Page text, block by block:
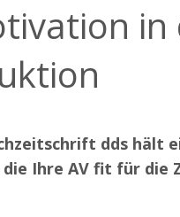
in
dds hält
Ihre AV fit für die